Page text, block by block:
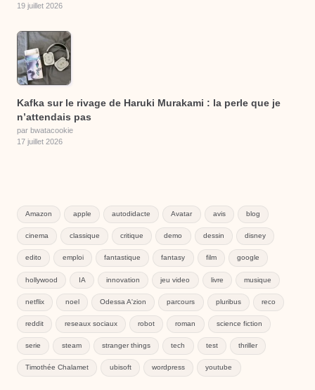
19 juillet 2026
Kafka sur le rivage de Haruki Murakami : la perle que je
n’attendais pas
par bwatacookie
17 juillet 2026
Amazon apple autodidacte Avatar avis blog
cinema classique critique demo dessin disney
edito emploi fantastique fantasy film google
hollywood IA innovation jeu video livre musique
netflix noel Odessa A'zion parcours pluribus reco
reddit reseaux sociaux robot roman science fiction
serie steam stranger things tech test thriller
Timothée Chalamet ubisoft wordpress youtube